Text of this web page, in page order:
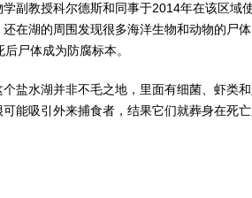
教授科尔德斯和同事于2014年在该区域
在湖的周围发现很多海洋生物和动物的尸
尸体成为防腐标本。
水湖并非不毛之地，里面有细菌、虾类和
能吸引外来捕食者，结果它们就葬身在死